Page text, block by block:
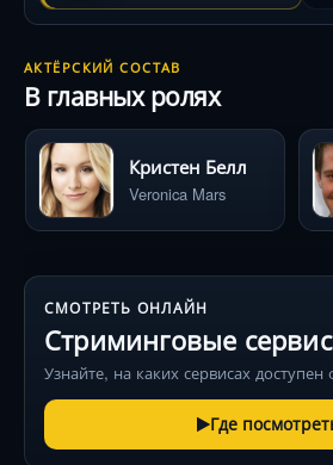
АКТЁРСКИЙ СОСТАВ
В главных ролях
Кристен Белл
Veronica Mars
СМОТРЕТЬ ОНЛАЙН
Стриминговые
Узнайте, на каких сервисах
Где